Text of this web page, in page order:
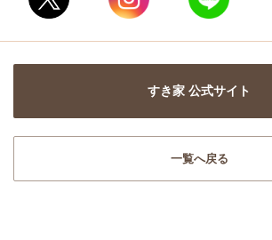
すき家 公式サイト
一覧へ戻る